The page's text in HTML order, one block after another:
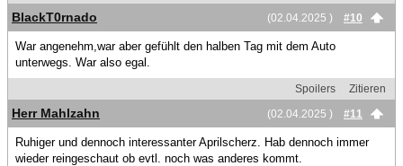
(02.04.2025 )
#10
BlackT0rnado
War angenehm,war aber gefühlt den halben Tag mit dem Auto
unterwegs. War also egal.
Spoilers
Zitieren
(02.04.2025 )
#11
Herr Mahlzahn
Ruhiger und dennoch interessanter Aprilscherz. Hab dennoch immer
wieder reingeschaut ob evtl. noch was anderes kommt.